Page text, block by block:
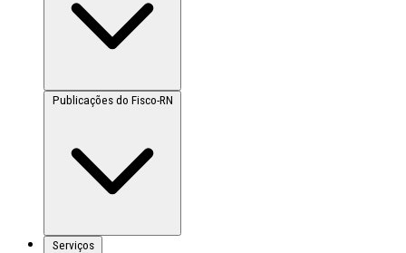
Publicações do Fisco-RN
Serviços